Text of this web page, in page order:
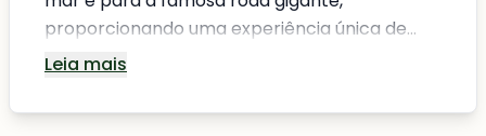
proporcionando uma experiência única de...
Leia mais